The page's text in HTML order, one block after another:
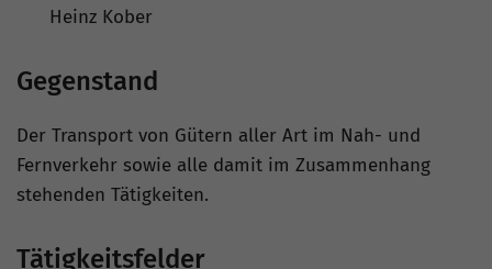
Heinz Kober
Gegenstand
Der Transport von Gütern aller Art im Nah- und
Fernverkehr sowie alle damit im Zusammenhang
stehenden Tätigkeiten.
Tätigkeitsfelder